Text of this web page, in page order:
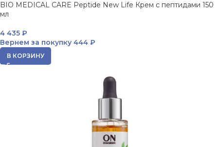
BIO MEDICAL CARE Peptide New Life Крем с пептидами 150
мл
4 435 ₽
Вернем за покупку 444 ₽
В КОРЗИНУ